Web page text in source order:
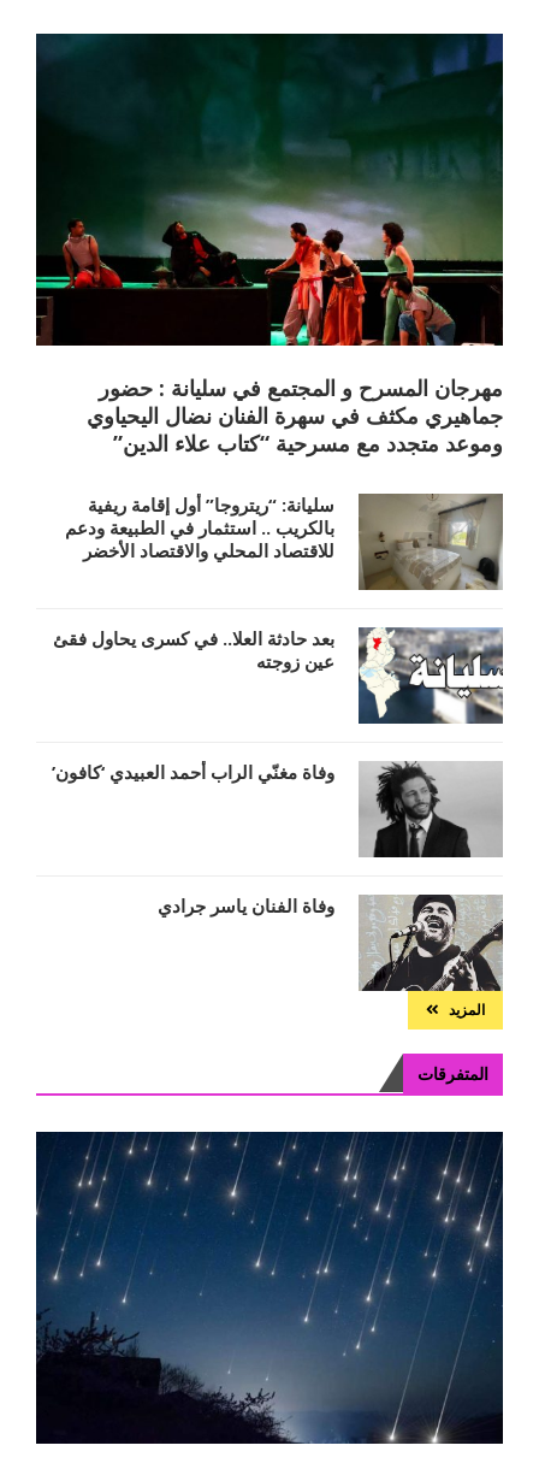
مهرجان المسرح و المجتمع في سليانة : حضور
جماهيري مكثف في سهرة الفنان نضال اليحياوي
وموعد متجدد مع مسرحية “كتاب علاء الدين”
سليانة: “ريتروجا” أول إقامة ريفية
بالكريب .. استثمار في الطبيعة ودعم
للاقتصاد المحلي والاقتصاد الأخضر
بعد حادثة العلا.. في كسرى يحاول فقئ
عين زوجته
وفاة مغنّي الراب أحمد العبيدي ‘كافون’
وفاة الفنان ياسر جرادي
المزيد
المتفرقات